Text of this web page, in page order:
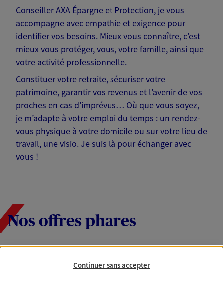
Conseiller AXA Épargne et Protection, je vous
accompagne avec empathie et exigence pour
identifier vos besoins. Mieux vous connaître, c'est
mieux vous protéger, vous, votre famille, ainsi que
votre activité professionnelle.
Constituer votre retraite, sécuriser votre
patrimoine, garantir vos revenus et l’avenir de vos
proches en cas d’imprévus… Où que vous soyez,
je m’adapte à votre emploi du temps : un rendez-
vous physique à votre domicile ou sur votre lieu de
travail, une visio. Je suis là pour échanger avec
vous !
Nos offres phares
ÉpargneContinuer sans accepter